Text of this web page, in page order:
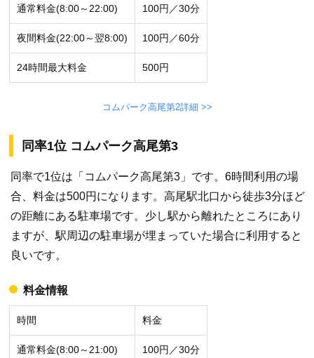
通常料金(8:00～22:00) 100円／30分
夜間料金(22:00～翌8:00) 100円／60分
24時間最大料金 500円
コムパーク高尾第2詳細 >>
同率1位 コムパーク高尾第3
同率で1位は「コムパーク高尾第3」です。6時間利用の場
合、料金は500円になります。高尾駅北口から徒歩3分ほど
の距離にある駐車場です。少し駅から離れたところにあり
ますが、駅周辺の駐車場が埋まっていた場合に利用すると
良いです。
料金情報
時間 料金
通常料金(8:00～21:00) 100円／30分